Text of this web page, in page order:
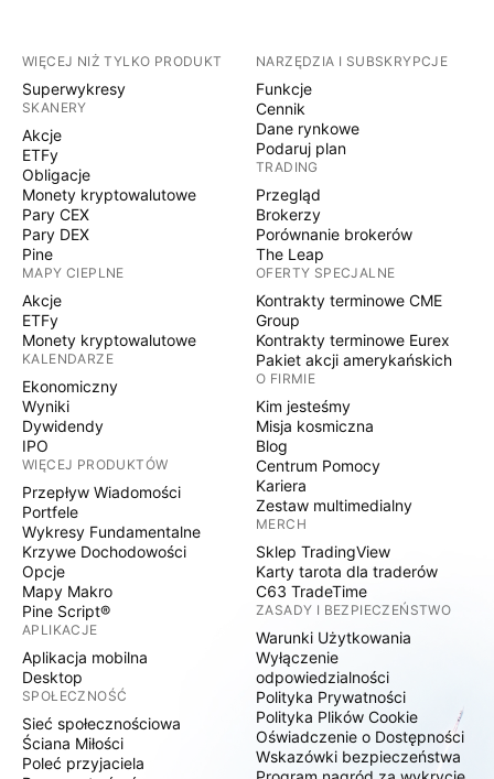
WIĘCEJ NIŻ TYLKO PRODUKT
Superwykresy
SKANERY
Akcje
ETFy
Obligacje
Monety kryptowalutowe
Pary CEX
Pary DEX
Pine
MAPY CIEPLNE
Akcje
ETFy
Monety kryptowalutowe
KALENDARZE
Ekonomiczny
Wyniki
Dywidendy
IPO
WIĘCEJ PRODUKTÓW
Przepływ Wiadomości
Portfele
Wykresy Fundamentalne
Krzywe Dochodowości
Opcje
Mapy Makro
Pine Script®
APLIKACJE
Aplikacja mobilna
Desktop
SPOŁECZNOŚĆ
Sieć społecznościowa
Ściana Miłości
Poleć przyjaciela
NARZĘDZIA I SUBSKRYPCJE
Funkcje
Cennik
Dane rynkowe
Podaruj plan
TRADING
Przegląd
Brokerzy
Porównanie brokerów
The Leap
OFERTY SPECJALNE
Kontrakty terminowe CME
Group
Kontrakty terminowe Eurex
Pakiet akcji amerykańskich
O FIRMIE
Kim jesteśmy
Misja kosmiczna
Blog
Centrum Pomocy
Kariera
Zestaw multimedialny
MERCH
Sklep TradingView
Karty tarota dla traderów
C63 TradeTime
ZASADY I BEZPIECZEŃSTWO
Warunki Użytkowania
Wyłączenie
odpowiedzialności
Polityka Prywatności
Polityka Plików Cookie
Oświadczenie o Dostępności
Wskazówki bezpieczeństwa